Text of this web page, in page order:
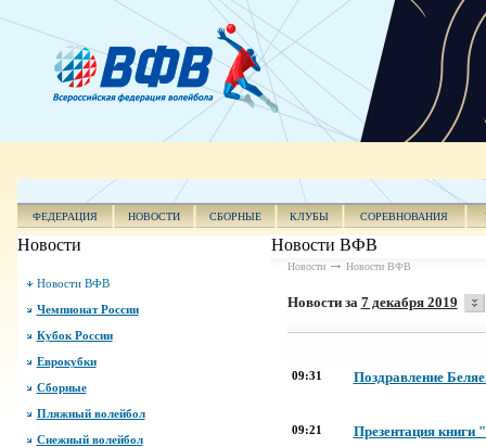
ФЕДЕРАЦИЯ НОВОСТИ СБОРНЫЕ КЛУБЫ СОРЕВНОВАНИЯ
Новости
Новости ВФВ
Чемпионат России
Кубок России
Еврокубки
Сборные
Пляжный волейбол
Снежный волейбол
Новости ВФВ
Новости Новости ВФВ
Новости за 7 декабря 2019
09:31 Поздравление
09:21 Презентация книги